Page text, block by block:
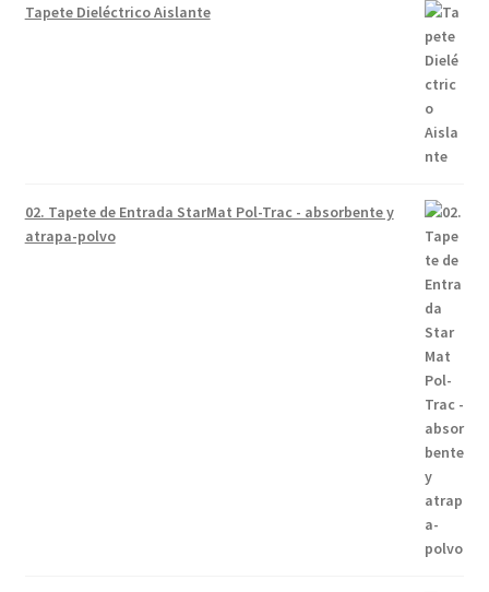
Tapete Dieléctrico Aislante
02. Tapete de Entrada StarMat Pol-Trac - absorbente y
atrapa-polvo